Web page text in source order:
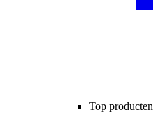
Top producten